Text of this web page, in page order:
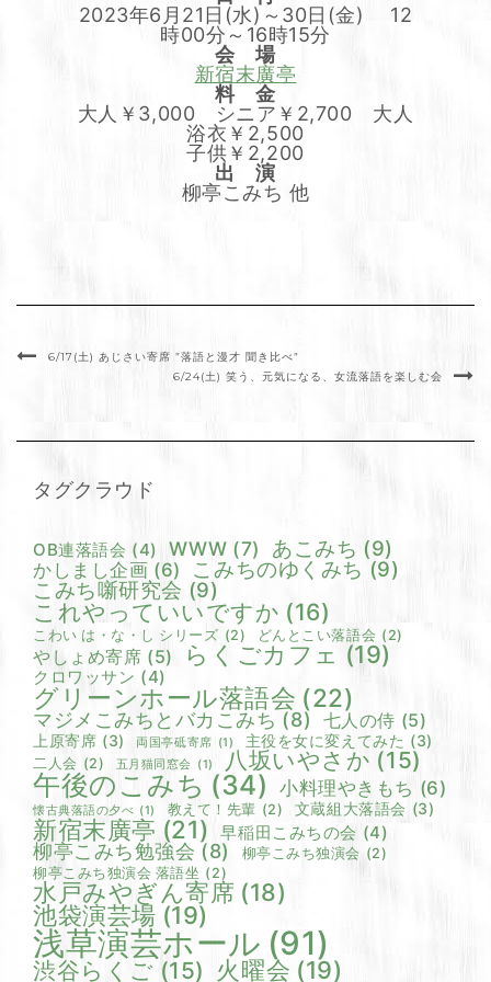
2023年6月21日(水)～30日(金) 12
時00分～16時15分
会 場
新宿末廣亭
料 金
大人￥3,000 シニア￥2,700 大人
浴衣￥2,500
子供￥2,200
出 演
柳亭こみち 他
6/17(土) あじさい寄席 ”落語と漫才 聞き比べ”
6/24(土) 笑う、元気になる、女流落語を楽しむ会
タグクラウド
OB連落語会 (4) WWW (7) あこみち (9)
かしまし企画 (6) こみちのゆくみち (9)
こみち噺研究会 (9)
これやっていいですか (16)
こわい は・な・し シリーズ (2) どんとこい落語会 (2)
やしょめ寄席 (5) らくごカフェ (19)
クロワッサン (4)
グリーンホール落語会 (22)
マジメこみちとバカこみち (8) 七人の侍 (5)
上原寄席 (3) 両国亭砥寄席 (1) 主役を女に変えてみた (3)
二人会 (2) 五月猫同窓会 (1) 八坂いやさか (15)
午後のこみち (34) 小料理やきもち (6)
懐古典落語の夕べ (1) 教えて！先輩 (2) 文蔵組大落語会 (3)
新宿末廣亭 (21) 早稲田こみちの会 (4)
柳亭こみち勉強会 (8) 柳亭こみち独演会 (2)
柳亭こみち独演会 落語坐 (2)
水戸みやぎん寄席 (18)
池袋演芸場 (19)
浅草演芸ホール (91)
渋谷らくご (15) 火曜会 (19)